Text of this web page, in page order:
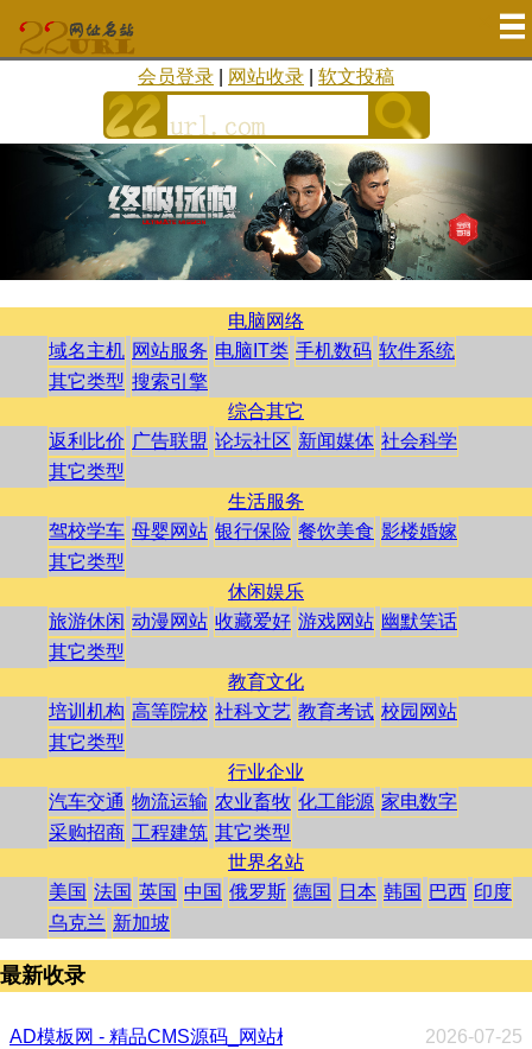
会员登录 网站收录 软文投稿
电脑网络
域名主机 网站服务 电脑IT类 手机数码 软件系统
其它类型 搜索引擎
综合其它
返利比价 广告联盟 论坛社区 新闻媒体 社会科学
其它类型
生活服务
驾校学车 母婴网站 银行保险 餐饮美食 影楼婚嫁
其它类型
休闲娱乐
旅游休闲 动漫网站 收藏爱好 游戏网站 幽默笑话
其它类型
教育文化
培训机构 高等院校 社科文艺 教育考试 校园网站
其它类型
行业企业
汽车交通 物流运输 农业畜牧 化工能源 家电数字
采购招商 工程建筑 其它类型
世界名站
美国 法国 英国 中国 俄罗斯 德国 日本 韩国 巴西 印度
乌克兰 新加坡
最新收录
2026-07-25
AD模板网 - 精品CMS源码_网站模板_HTML 网页模板下载分